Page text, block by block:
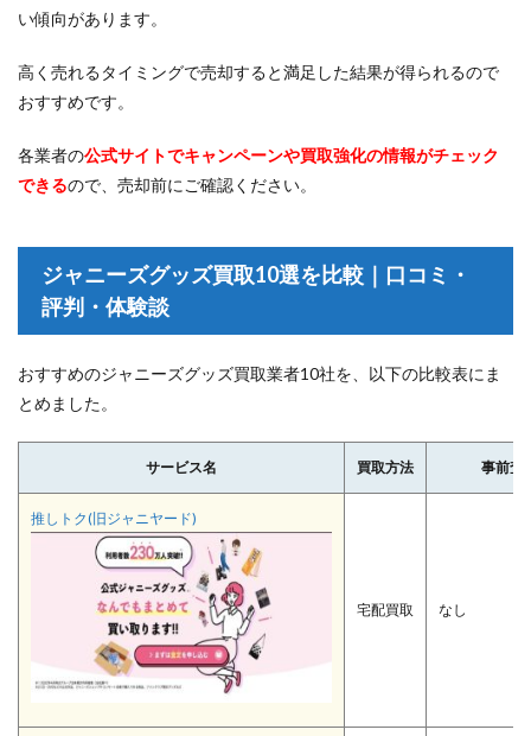
い傾向があります。
高く売れるタイミングで売却すると満足した結果が得られるので
おすすめです。
各業者の公式サイトでキャンペーンや買取強化の情報がチェック
できるので、売却前にご確認ください。
ジャニーズグッズ買取10選を比較｜口コミ・
評判・体験談
おすすめのジャニーズグッズ買取業者10社を、以下の比較表にま
とめました。
サービス名 買取方法 事前査
推しトク(旧ジャニヤード)
宅配買取 なし